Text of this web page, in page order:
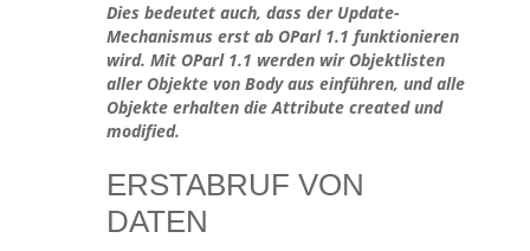
Dies bedeutet auch, dass der Update-
Mechanismus erst ab OParl 1.1 funktionieren
wird. Mit OParl 1.1 werden wir Objektlisten
aller Objekte von Body aus einführen, und alle
Objekte erhalten die Attribute created und
modified.
ERSTABRUF VON
DATEN